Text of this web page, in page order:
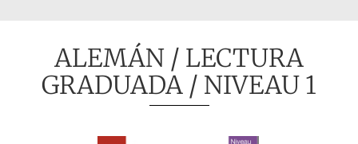
ALEMÁN / LECTURA
GRADUADA / NIVEAU 1